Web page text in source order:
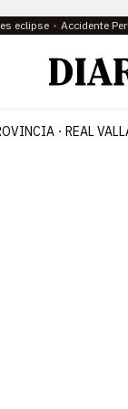
eclipse Accidente
REAL